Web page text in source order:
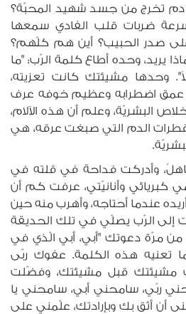
دم تخرج من جسد شهيد المحبّة؟
ضربات قلب الفادي سمعها
على صدر الحبيب؟ أين هم كلّهم؟
يريد، وحده أطاع كلمة الرّب: "ما
وحدها مشيئتك كانت تعزيته،
عمق اضطرابه وعظيم خوفه عرف
البشريّة، وعلم أن هذه الآلام،
الدم التي صبغت عرقه، هي
وأدركت فداحة في قلته في
كبريائي وأنانيّتي، عرفت كم أن
عندما أحتاجه، وأهرب منه حين
إلى الرّب يصلّي في تلك الحديقة
مرّة دعوتك "أبي، أبي الّذي في
تعنيه هذه الكلمة. عفوك ربّى
مشيئتك قبل مشيئتك، وفضّلت
ربّي، سامحني أبي، سامحني يا
أن أثق بك وبإرادتك، علّمني على